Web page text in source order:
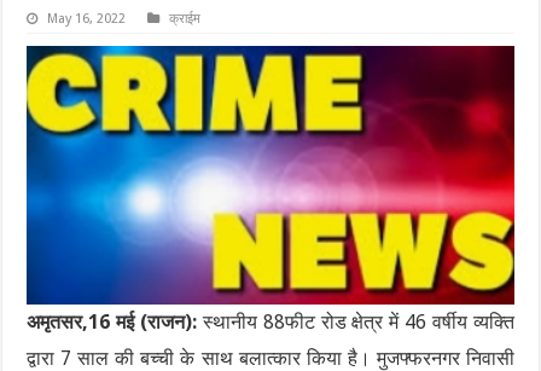
May 16, 2022 क्राईम
अमृतसर,16 मई (राजन):स्थानीय 88फीट रोड क्षेत्र में 46 वर्षीय व्यक्ति
द्वारा 7 साल की बच्ची के साथ बलात्कार किया है। मुजफ्फरनगर निवासी